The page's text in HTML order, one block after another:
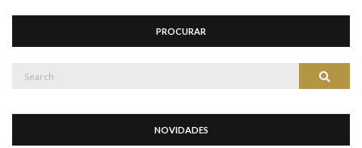
PROCURAR
Search
NOVIDADES